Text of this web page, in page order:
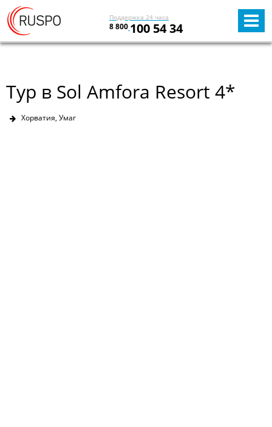
Поддержка 24 часа
8 800 100 54 34
Тур в Sol Amfora Resort 4*
Хорватия, Умаг